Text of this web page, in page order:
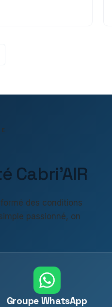
Cabri'AIR
des conditions
passionné, on
Groupe WhatsApp